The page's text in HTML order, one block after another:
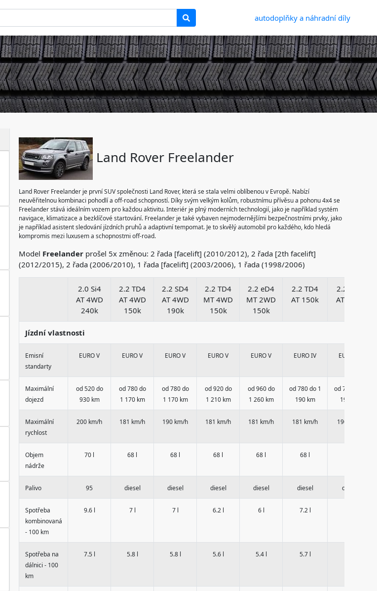
autodoplňky a náhradní díly
Land Rover Freelander
Land Rover Freelander je první SUV společnosti Land Rover, která se stala velmi oblíbenou v Evropě. Nabízí
neuvěřitelnou kombinaci pohodlí a off-road schopností. Díky svým velkým kolům, robustnímu přívěsu a pohonu 4x4 se
Freelander stává ideálním vozem pro každou aktivitu. Interiér je plný moderních technologií, jako je například systém
navigace, klimatizace a bezklíčové startování. Freelander je také vybaven nejmodernějšími bezpečnostními prvky, jako
je například asistent sledování jízdních pruhů a adaptivní tempomat. Je to skvělý automobil pro každého, kdo hledá
kompromis mezi luxusem a schopnostmi off-road.
Model Freelander prošel 5x změnou: 2 řada [facelift] (2010/2012), 2 řada [2th facelift]
(2012/2015), 2 řada (2006/2010), 1 řada [facelift] (2003/2006), 1 řada (1998/2006)
2.0 Si4
AT 4WD
240k
2.2 TD4
AT 4WD
150k
2.2 SD4
AT 4WD
190k
2.2 TD4
MT 4WD
150k
2.2 eD4
MT 2WD
150k
2.2 TD4
AT 150k
2.2 SD4
AT 190k
Jízdní vlastnosti
Emisní
standarty
EURO V EURO V EURO V EURO V EURO V EURO IV EURO IV
Maximální
dojezd
od 520 do
930 km
od 780 do
1 170 km
od 780 do
1 170 km
od 920 do
1 210 km
od 960 do
1 260 km
od 780 do 1
190 km
od 780 do 1
190 km
Maximální
rychlost
200 km/h 181 km/h 190 km/h 181 km/h 181 km/h 181 km/h 190 km/h
Objem
nádrže
70 l 68 l 68 l 68 l 68 l 68 l
Palivo 95 diesel diesel diesel diesel diesel diesel
Spotřeba
kombinovaná
- 100 km
9.6 l 7 l 7 l 6.2 l 6 l 7.2 l
Spotřeba na
dálnici - 100
km
7.5 l 5.8 l 5.8 l 5.6 l 5.4 l 5.7 l